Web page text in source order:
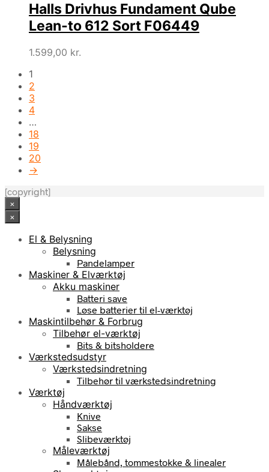
Halls Drivhus Fundament Qube
Lean-to 612 Sort F06449
1.599,00 kr.
1
2
3
4
…
18
19
20
→
[copyright]
×
×
El & Belysning
Belysning
Pandelamper
Maskiner & Elværktøj
Akku maskiner
Batteri save
Løse batterier til el-værktøj
Maskintilbehør & Forbrug
Tilbehør el-værktøj
Bits & bitsholdere
Værkstedsudstyr
Værkstedsindretning
Tilbehør til værkstedsindretning
Værktøj
Håndværktøj
Knive
Sakse
Slibeværktøj
Måleværktøj
Målebånd, tommestokke & linealer